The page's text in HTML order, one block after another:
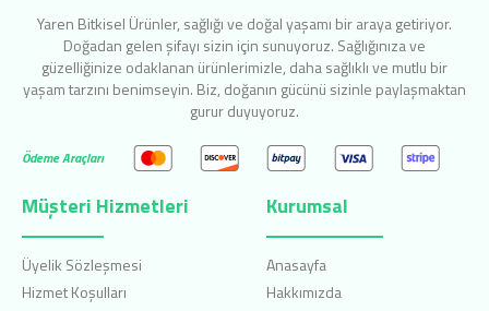
Yaren Bitkisel Ürünler, sağlığı ve doğal yaşamı bir araya getiriyor.
Doğadan gelen şifayı sizin için sunuyoruz. Sağlığınıza ve
güzelliğinize odaklanan ürünlerimizle, daha sağlıklı ve mutlu bir
yaşam tarzını benimseyin. Biz, doğanın gücünü sizinle paylaşmaktan
gurur duyuyoruz.
Ödeme Araçları
Müşteri Hizmetleri
Üyelik Sözleşmesi
Hizmet Koşulları
Kurumsal
Anasayfa
Hakkımızda